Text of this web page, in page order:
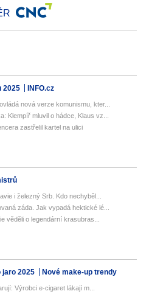
2025 INFO.cz
nová verze komunismu, kter...
Klempíř mluvil o hádce, Klaus vz...
zastřelil kartel na ulici
i železný Srb. Kdo nechyběl...
záda. Jak vypadá hektické lé...
věděli o legendární krasubras...
jaro 2025 Nové make-up trendy
Výrobci e-cigaret lákají m...